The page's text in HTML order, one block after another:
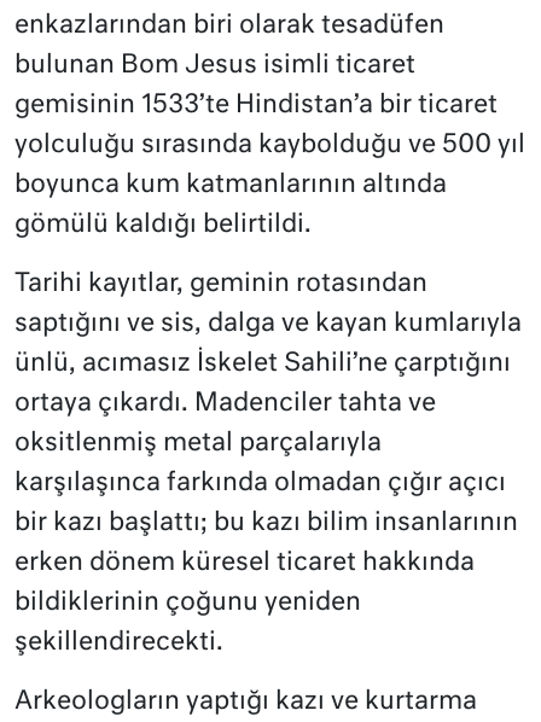
enkazlarından biri olarak tesadüfen
bulunan Bom Jesus isimli ticaret
gemisinin 1533’te Hindistan’a bir ticaret
yolculuğu sırasında kaybolduğu ve 500 yıl
boyunca kum katmanlarının altında
gömülü kaldığı belirtildi.
Tarihi kayıtlar, geminin rotasından
saptığını ve sis, dalga ve kayan kumlarıyla
ünlü, acımasız İskelet Sahili’ne çarptığını
ortaya çıkardı. Madenciler tahta ve
oksitlenmiş metal parçalarıyla
karşılaşınca farkında olmadan çığır açıcı
bir kazı başlattı; bu kazı bilim insanlarının
erken dönem küresel ticaret hakkında
bildiklerinin çoğunu yeniden
şekillendirecekti.
Arkeologların yaptığı kazı ve kurtarma